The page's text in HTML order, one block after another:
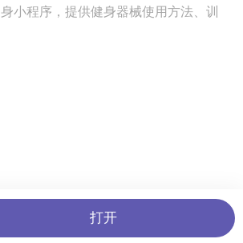
小程序，提供健身器械使用方法、训
打开